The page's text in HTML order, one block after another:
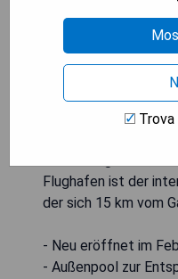
Rezeption und bietet
Zimmer im Garden
verfügt über einen
Flachbildfernseher.
von der Kuwait
Complex entfernt.
Flughafen ist der
der sich 15 km vom
- Neu eröffnet im
- Außenpool zur